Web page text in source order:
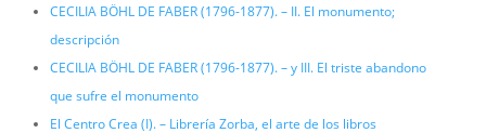
CECILIA BÖHL DE FABER (1796-1877). – II. El monumento;
descripción
CECILIA BÖHL DE FABER (1796-1877). – y III. El triste abandono
que sufre el monumento
El Centro Crea (I). – Librería Zorba, el arte de los libros